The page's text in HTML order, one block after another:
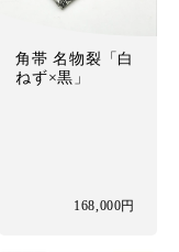
角帯 名物裂「白
ねず×黒」
168,000円